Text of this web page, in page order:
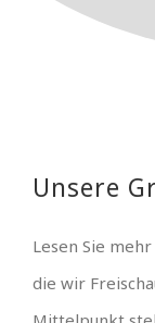
Unsere
Lesen Sie
die wir